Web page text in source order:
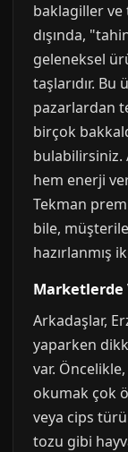
baklagiller ve
dışında,
geleneksel
taşlarıdır.
pazarlardan
birçok
bulabilirsiniz.
hem enerji
Tekman
bile,
hazırlanmış
Marketlerde
Arkadaşlar,
yaparken
var.
okumak çok
veya cips
tozu gibi